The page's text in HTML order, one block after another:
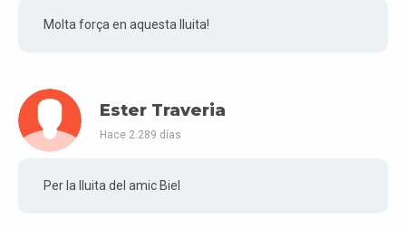
Molta força en aquesta lluita!
Ester Traveria
Hace 2.289 días
Per la lluita del amic Biel